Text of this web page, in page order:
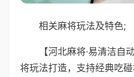
相关麻将玩法及特色;
【河北麻将·易清洁
将玩法打造，支持经典吃